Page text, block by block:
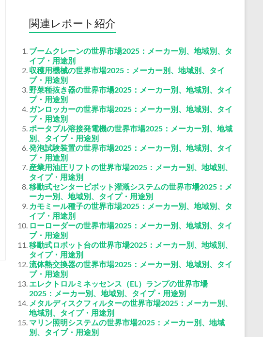
関連レポート紹介
ブームクレーンの世界市場2025：メーカー別、地域別、タ
イプ・用途別
収穫用機械の世界市場2025：メーカー別、地域別、タイ
プ・用途別
野菜種抜き器の世界市場2025：メーカー別、地域別、タイ
プ・用途別
ガンロッカーの世界市場2025：メーカー別、地域別、タイ
プ・用途別
ポータブル溶接発電機の世界市場2025：メーカー別、地域
別、タイプ・用途別
発泡試験装置の世界市場2025：メーカー別、地域別、タイ
プ・用途別
産業用油圧リフトの世界市場2025：メーカー別、地域別、
タイプ・用途別
移動式センターピボット灌漑システムの世界市場2025：メ
ーカー別、地域別、タイプ・用途別
カモミール種子の世界市場2025：メーカー別、地域別、タ
イプ・用途別
ローローダーの世界市場2025：メーカー別、地域別、タイ
プ・用途別
移動式ロボット台の世界市場2025：メーカー別、地域別、
タイプ・用途別
流体熱交換器の世界市場2025：メーカー別、地域別、タイ
プ・用途別
エレクトロルミネッセンス（EL）ランプの世界市場
2025：メーカー別、地域別、タイプ・用途別
メタルディスクフィルターの世界市場2025：メーカー別、
地域別、タイプ・用途別
マリン照明システムの世界市場2025：メーカー別、地域
別、タイプ・用途別